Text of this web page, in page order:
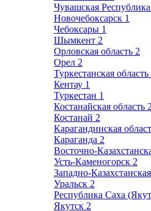
Чувашская
Новочебоксарск 1
Чебоксары 1
Шымкент 2
Орловская область 2
Орел 2
Туркестанская область
Кентау 1
Туркестан 1
Костанайская область 2
Костанай 2
Карагандинская
Караганда 2
Восточно-
Усть-Каменогорск 2
Западно-
Уральск 2
Республика Саха
Якутск 2